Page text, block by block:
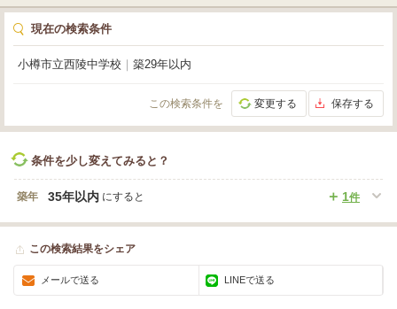
現在の検索条件
小樽市立西陵中学校 築29年以内
この検索条件を 変更する 保存する
条件を少し変えてみると？
築年 1件
35年以内 にすると
この検索結果をシェア
メールで送る LINEで送る